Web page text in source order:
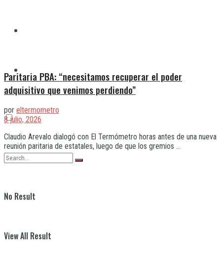
No Result
View All Result
Paritaria PBA: “necesitamos recuperar el poder
adquisitivo que venimos perdiendo”
por eltermometro
8 julio, 2026
Claudio Arevalo dialogó con El Termómetro horas antes de una nueva
reunión paritaria de estatales, luego de que los gremios ...